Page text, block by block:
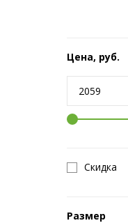
Цена, руб.
Скидка
Размер